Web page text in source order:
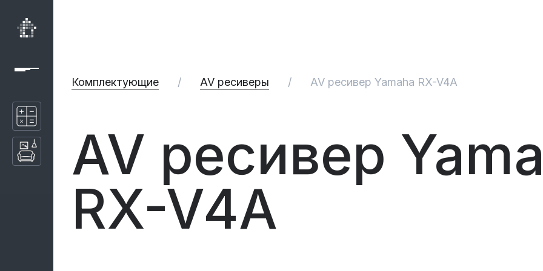
Комплектующие / AV ресиверы / AV ресивер Yamaha RX-V4A
AV ресивер
RX-V4A